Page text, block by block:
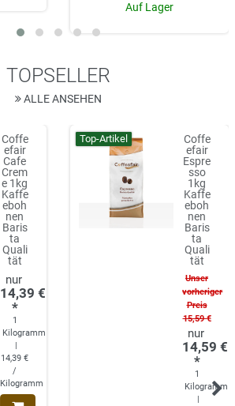
Auf Lager
TOPSELLER
ALLE ANSEHEN
Coffe
efair
Cafe
Crem
e 1kg
Kaffe
eboh
nen
Baris
ta
Quali
tät
14,39 €
*
1
Kilogramm
14,39 €
/
Kilogramm
Top-Artikel
Coffe
efair
Espre
sso
1kg
Kaffe
eboh
nen
Baris
ta
Quali
tät
Unser
vorheriger
Preis
15,59 €
14,59 €
*
1
Kilogramm